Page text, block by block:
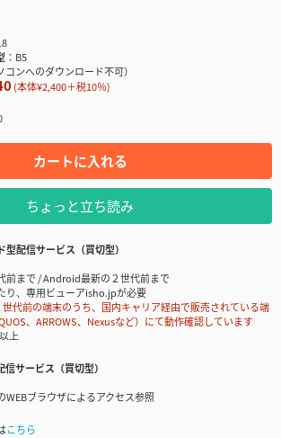
B5
コンへのダウンロード不可）
(本体¥2,400＋税10％)
カートに入れる
ちょっと立ち読み
型配信サービス（買切型）
前まで / Android最新の２世代前まで
り、専用ビューアisho.jpが必要
代前の端末のうち、国内キャリア経由で販売されている端
、ARROWS、Nexusなど）にて動作確認しています
上
信サービス（買切型）
ブラウザによるアクセス参照
こちら